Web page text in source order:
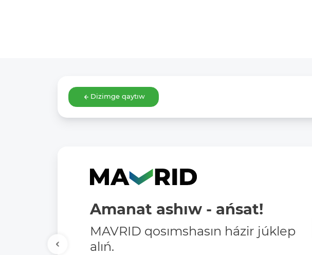
Dizimge qaytıw
Amanat ashıw - ańsat!
MAVRID qosımshasın házir júklep
alıń.